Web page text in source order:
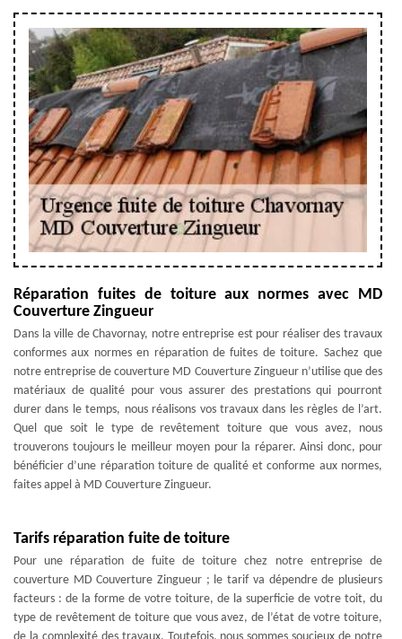
Réparation fuites de toiture aux normes avec MD
Couverture Zingueur
Dans la ville de Chavornay, notre entreprise est pour réaliser des travaux
conformes aux normes en réparation de fuites de toiture. Sachez que
notre entreprise de couverture MD Couverture Zingueur n’utilise que des
matériaux de qualité pour vous assurer des prestations qui pourront
durer dans le temps, nous réalisons vos travaux dans les règles de l’art.
Quel que soit le type de revêtement toiture que vous avez, nous
trouverons toujours le meilleur moyen pour la réparer. Ainsi donc, pour
bénéficier d’une réparation toiture de qualité et conforme aux normes,
faites appel à MD Couverture Zingueur.
Tarifs réparation fuite de toiture
Pour une réparation de fuite de toiture chez notre entreprise de
couverture MD Couverture Zingueur ; le tarif va dépendre de plusieurs
facteurs : de la forme de votre toiture, de la superficie de votre toit, du
type de revêtement de toiture que vous avez, de l’état de votre toiture,